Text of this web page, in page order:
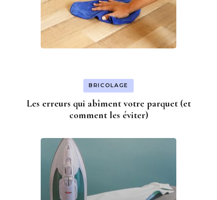
BRICOLAGE
Les erreurs qui abîment votre parquet (et
comment les éviter)